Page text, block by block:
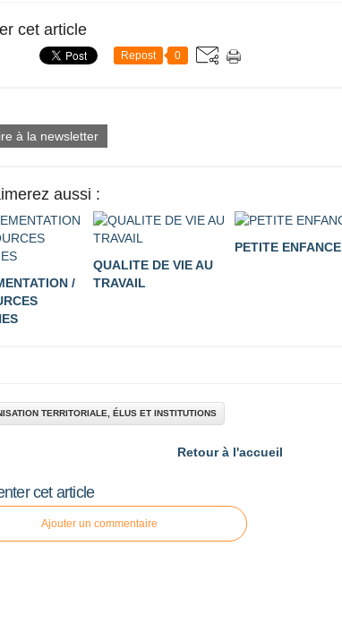
cet article
Repost 0
à la newsletter
aussi :
/
QUALITE DE VIE AU
TRAVAIL
PETITE ENFANCE
TERRITORIALE, ÉLUS ET INSTITUTIONS
Retour à l'accueil
cet article
Ajouter un commentaire